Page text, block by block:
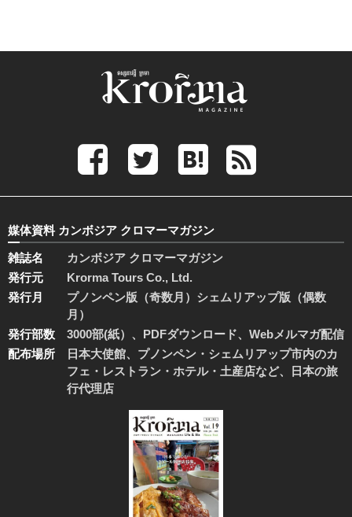
媒体資料 カンボジア クロマーマガジン
雑誌名
カンボジア クロマーマガジン
発行元
Krorma Tours Co., Ltd.
発行月
プノンペン版（奇数月）シェムリアップ版（偶数
月）
発行部数
3000部(紙）、PDFダウンロード、Webメルマガ配信
配布場所
日本大使館、プノンペン・シェムリアップ市内のカ
フェ・レストラン・ホテル・土産店など、日本の旅
行代理店